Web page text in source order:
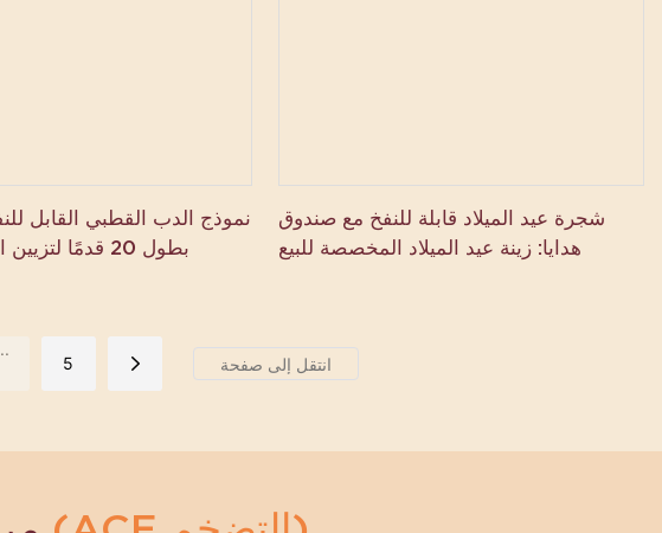
نموذج الدب القطبي القابل
بطول 20 قدمًا لتزيين الفناء الخارجي
شجرة عيد الميلاد قابلة للنفخ مع صندوق
هدايا: زينة عيد الميلاد المخصصة للبيع
5